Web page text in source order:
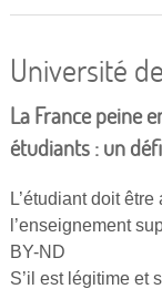
Université
La France peine
étudiants : un
L’étudiant doit
l’enseignement
BY-ND
S’il est légitime et